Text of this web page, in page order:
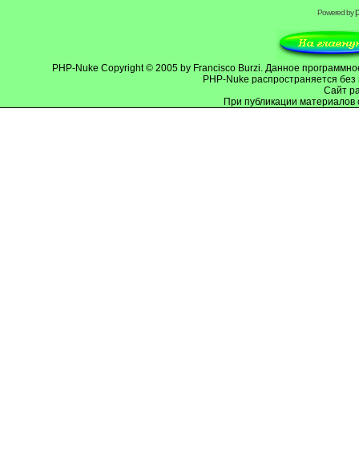
Powered by
PHP-Nuke Copyright © 2005 by Francisco Burzi. Данное
PHP-Nuke распространяется
Cайт
При публикации